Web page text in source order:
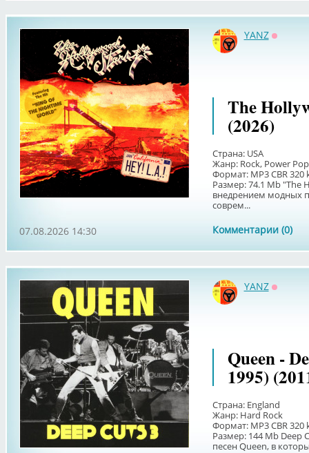
YANZ
The
(2026)
Страна: USA
Жанр: Rock, Power Pop
Формат: MP3 CBR 320
Размер: 74.1 Мb "The
внедрением модных
соврем...
Комментарии (0)
07.08.2026 14:30
YANZ
Queen -
1995)
Страна: England
Жанр: Hard Rock
Формат: MP3 CBR 320
Размер: 144 Мb Deep
песен Queen, в